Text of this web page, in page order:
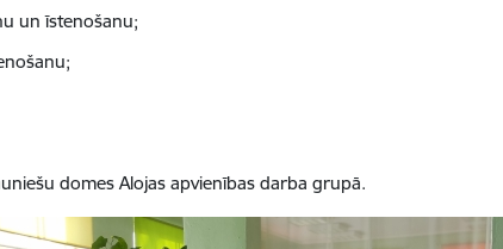
un īstenošanu;
domes Alojas apvienības darba grupā.